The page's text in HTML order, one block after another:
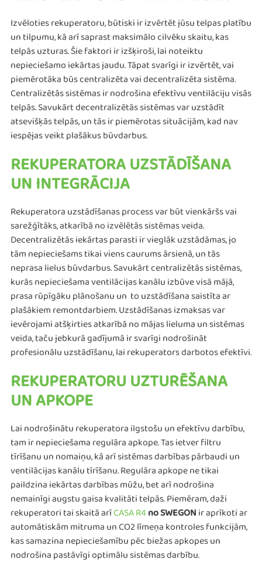
Izvēloties rekuperatoru, būtiski ir izvērtēt jūsu telpas platību
un tilpumu, kā arī saprast maksimālo cilvēku skaitu, kas
telpās uzturas. Šie faktori ir izšķiroši, lai noteiktu
nepieciešamo iekārtas jaudu. Tāpat svarīgi ir izvērtēt, vai
piemērotāka būs centralizēta vai decentralizēta sistēma.
Centralizētās sistēmas ir nodrošina efektīvu ventilāciju visās
telpās. Savukārt decentralizētās sistēmas var uzstādīt
atsevišķās telpās, un tās ir piemērotas situācijām, kad nav
iespējas veikt plašākus būvdarbus.​​
REKUPERATORA UZSTĀDĪŠANA
UN INTEGRĀCIJA
Rekuperatora uzstādīšanas process var būt vienkāršs vai
sarežģītāks, atkarībā no izvēlētās sistēmas veida.
Decentralizētās iekārtas parasti ir vieglāk uzstādāmas, jo
tām nepieciešams tikai viens caurums ārsienā, un tās
neprasa lielus būvdarbus. Savukārt centralizētās sistēmas,
kurās nepieciešama ventilācijas kanālu izbūve visā mājā,
prasa rūpīgāku plānošanu un to uzstādīšana saistīta ar
plašākiem remontdarbiem. Uzstādīšanas izmaksas var
ievērojami atšķirties atkarībā no mājas lieluma un sistēmas
veida, taču jebkurā gadījumā ir svarīgi nodrošināt
profesionālu uzstādīšanu, lai rekuperators darbotos efektīvi.
REKUPERATORU UZTURĒŠANA
UN APKOPE
Lai nodrošinātu rekuperatora ilgstošu un efektīvu darbību,
tam ir nepieciešama regulāra apkope. Tas ietver filtru
tīrīšanu un nomaiņu, kā arī sistēmas darbības pārbaudi un
ventilācijas kanālu tīrīšanu. Regulāra apkope ne tikai
paildzina iekārtas darbības mūžu, bet arī nodrošina
nemainīgi augstu gaisa kvalitāti telpās. Piemēram, daži
rekuperatori tai skaitā arīCASA R4no SWEGONir aprīkoti ar
automātiskām mitruma un CO2 līmeņa kontroles funkcijām,
kas samazina nepieciešamību pēc biežas apkopes un
nodrošina pastāvīgi optimālu sistēmas darbību​​.